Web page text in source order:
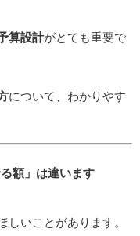
算設計がとても重要で
について、わかりやす
額」は違います
いことがあります。